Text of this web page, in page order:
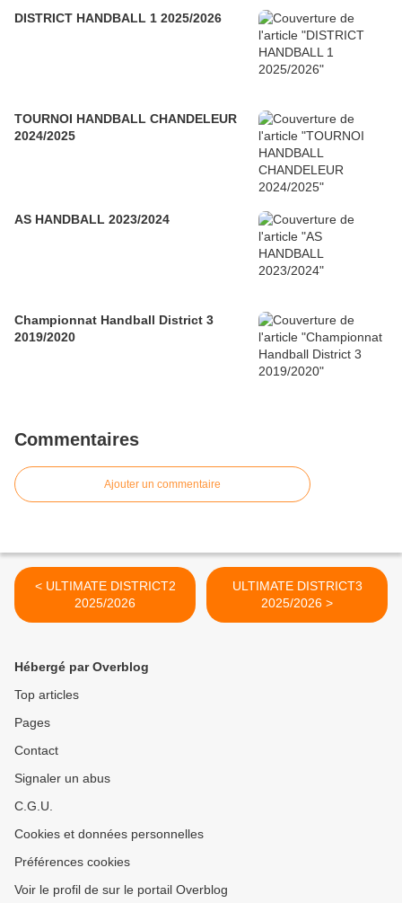
DISTRICT HANDBALL 1 2025/2026
TOURNOI HANDBALL CHANDELEUR
2024/2025
AS HANDBALL 2023/2024
Championnat Handball District 3
2019/2020
Commentaires
Ajouter un commentaire
< ULTIMATE DISTRICT2
2025/2026
ULTIMATE DISTRICT3
2025/2026 >
Hébergé par Overblog
Top articles
Pages
Contact
Signaler un abus
C.G.U.
Cookies et données personnelles
Préférences cookies
Voir le profil de sur le portail Overblog